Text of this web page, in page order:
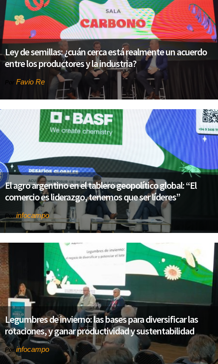
Ley de semillas: ¿cuán cerca está realmente un acuerdo
entre los productores y la industria?
Favio Re
El agro argentino en el tablero geopolítico global: “El
comercio es liderazgo, tenemos que ser líderes”
Porinfocampo
Legumbres de invierno: las bases para diversificar las
rotaciones, y ganar productividad y sustentabilidad
Por infocampo